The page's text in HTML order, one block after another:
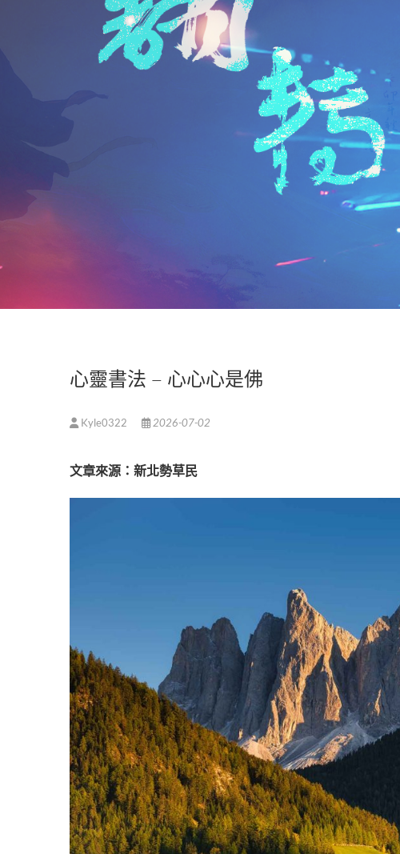
心靈書法 – 心心心是佛
Kyle0322 2026-07-02
文章來源：新北勢草民